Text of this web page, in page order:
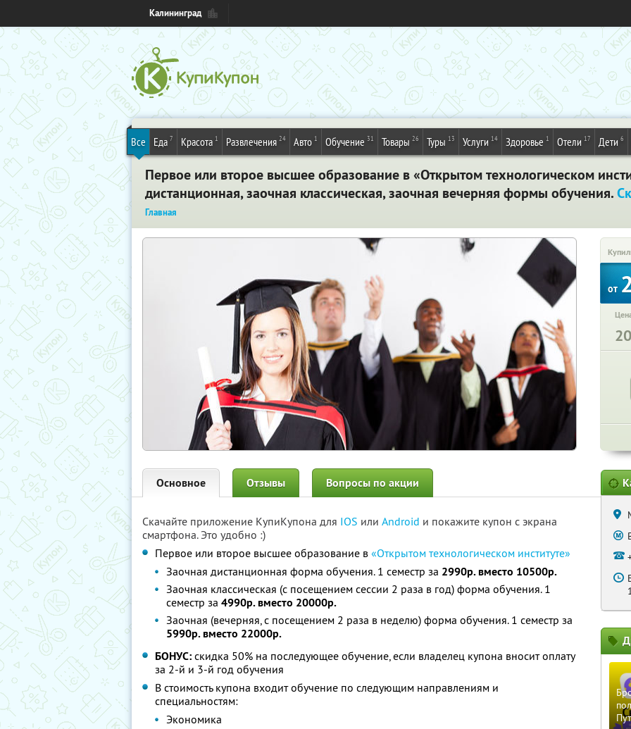
Калининград
Все Еда 7 Красота 1 Развлечения 24 Авто 1 Обучение 31 Товары 26 Туры 13 Услуги 14 Здоровье 1 Отели 17 Дети 6
Первое или второе высшее образование в «Открытом технологическом
дистанционная, заочная классическая, заочная вечерняя формы обучения.
Главная
от
Основное Отзывы Вопросы по акции
Скачайте приложение КупиКупона для IOS или Android и покажите купон с экрана
смартфона. Это удобно :)
Первое или второе высшее образование в «Открытом технологическом институте»
Заочная дистанционная форма обучения. 1 семестр за 2990р. вместо 10500р.
Заочная классическая (с посещением сессии 2 раза в год) форма обучения. 1
семестр за 4990р. вместо 20000р.
Заочная (вечерняя, с посещением 2 раза в неделю) форма обучения. 1 семестр за
5990р. вместо 22000р.
БОНУС: скидка 50% на последующее обучение, если владелец купона вносит оплату
за 2-й и 3-й год обучения
В стоимость купона входит обучение по следующим направлениям и
специальностям:
Экономика